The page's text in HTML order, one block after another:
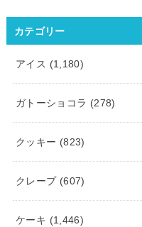
カテゴリー
アイス (1,180)
ガトーショコラ (278)
クッキー (823)
クレープ (607)
ケーキ (1,446)